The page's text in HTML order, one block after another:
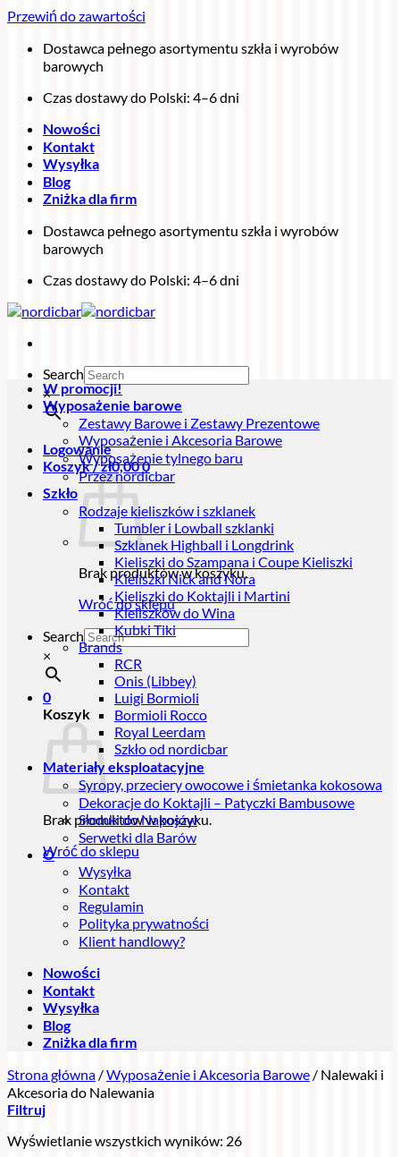
Przewiń do zawartości
Dostawca pełnego asortymentu szkła i wyrobów
barowych
Czas dostawy do Polski: 4–6 dni
Nowości
Kontakt
Wysyłka
Blog
Zniżka dla firm
Dostawca pełnego asortymentu szkła i wyrobów
barowych
Czas dostawy do Polski: 4–6 dni
Search
×
Logowanie
Koszyk /zł0,000
Brak produktów w koszyku.
Wróć do sklepu
Search
×
0
Koszyk
Brak produktów w koszyku.
Wróć do sklepu
W promocji!
Wyposażenie barowe
Zestawy Barowe i Zestawy Prezentowe
Wyposażenie i Akcesoria Barowe
Wyposażenie tylnego baru
Przez nordicbar
Szkło
Rodzaje kieliszków i szklanek
Tumbler i Lowball szklanki
Szklanek Highball i Longdrink
Kieliszki do Szampana i Coupe Kieliszki
Kieliszki Nick and Nora
Kieliszki do Koktajli i Martini
Kieliszków do Wina
Kubki Tiki
Brands
RCR
Onis (Libbey)
Luigi Bormioli
Bormioli Rocco
Royal Leerdam
Szkło od nordicbar
Materiały eksploatacyjne
Syropy, przeciery owocowe i śmietanka kokosowa
Dekoracje do Koktajli – Patyczki Bambusowe
Słomki do Napojów
Serwetki dla Barów
O
Wysyłka
Kontakt
Regulamin
Polityka prywatności
Klient handlowy?
Nowości
Kontakt
Wysyłka
Blog
Zniżka dla firm
Strona główna /Wyposażenie i Akcesoria Barowe / Nalewaki i
Akcesoria do Nalewania
Filtruj
Wyświetlanie wszystkich wyników: 26